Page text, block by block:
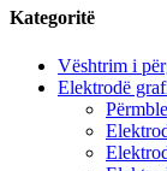
Kategoritë
Vështrim i
Elektrodë